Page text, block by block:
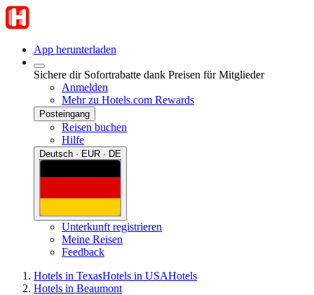
App herunterladen
Sichere dir Sofortrabatte dank Preisen für Mitglieder
Anmelden
Mehr zu Hotels.com Rewards
Posteingang
Reisen buchen
Hilfe
Deutsch · EUR · DE
Unterkunft registrieren
Meine Reisen
Feedback
Hotels in TexasHotels in USAHotels
Hotels in Beaumont